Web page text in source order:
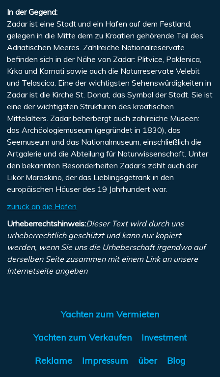
In der Gegend:
Zadar ist eine Stadt und ein Hafen auf dem Festland,
gelegen in die Mitte dem zu Kroatien gehörende Teil des
Adriatischen Meeres. Zahlreiche Nationalreservate
befinden sich in der Nähe von Zadar: Plitvice, Paklenica,
Krka und Kornati sowie auch die Naturreservate Velebit
und Telascica. Eine der wichtigsten Sehenswürdigkeiten in
Zadar ist die Kirche St. Donat, das Symbol der Stadt. Sie ist
eine der wichtigsten Strukturen des kroatischen
Mittelalters. Zadar beherbergt auch zahlreiche Museen:
das Archäologiemuseum (gegründet in 1830), das
Seemuseum und das Nationalmuseum, einschließlich die
Artgalerie und die Abteilung für Naturwissenschaft. Unter
den bekannten Besonderheiten Zadar’s zählt auch der
Likör Maraskino, der das Lieblingsgetränk in den
europäischen Häuser des 19 Jahrhundert war.
zurück an die Hafen
Urheberrechtshinweis:Dieser Text wird durch uns
urheberrechtlich geschützt und kann nur kopiert
werden, wenn Sie uns die Urheberschaft irgendwo auf
derselben Seite zusammen mit einem Link an unsere
Internetseite angeben
Yachten zum Vermieten
Yachten zum Verkaufen Investment
Reklame Impressum über Blog